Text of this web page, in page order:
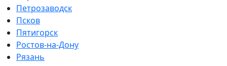
Петрозаводск
Псков
Пятигорск
Ростов-на-Дону
Рязань